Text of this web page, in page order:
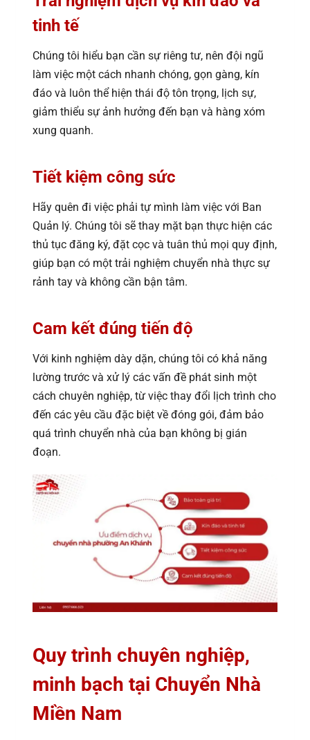
tinh tế
Chúng tôi hiểu bạn cần sự riêng tư, nên đội ngũ
làm việc một cách nhanh chóng, gọn gàng, kín
đáo và luôn thể hiện thái độ tôn trọng, lịch sự,
giảm thiểu sự ảnh hưởng đến bạn và hàng xóm
xung quanh.
Tiết kiệm công sức
Hãy quên đi việc phải tự mình làm việc với Ban
Quản lý. Chúng tôi sẽ thay mặt bạn thực hiện các
thủ tục đăng ký, đặt cọc và tuân thủ mọi quy định,
giúp bạn có một trải nghiệm chuyển nhà thực sự
rảnh tay và không cần bận tâm.
Cam kết đúng tiến độ
Với kinh nghiệm dày dặn, chúng tôi có khả năng
lường trước và xử lý các vấn đề phát sinh một
cách chuyên nghiệp, từ việc thay đổi lịch trình cho
đến các yêu cầu đặc biệt về đóng gói, đảm bảo
quá trình chuyển nhà của bạn không bị gián
đoạn.
Quy trình chuyên nghiệp,
minh bạch tại Chuyển Nhà
Miền Nam